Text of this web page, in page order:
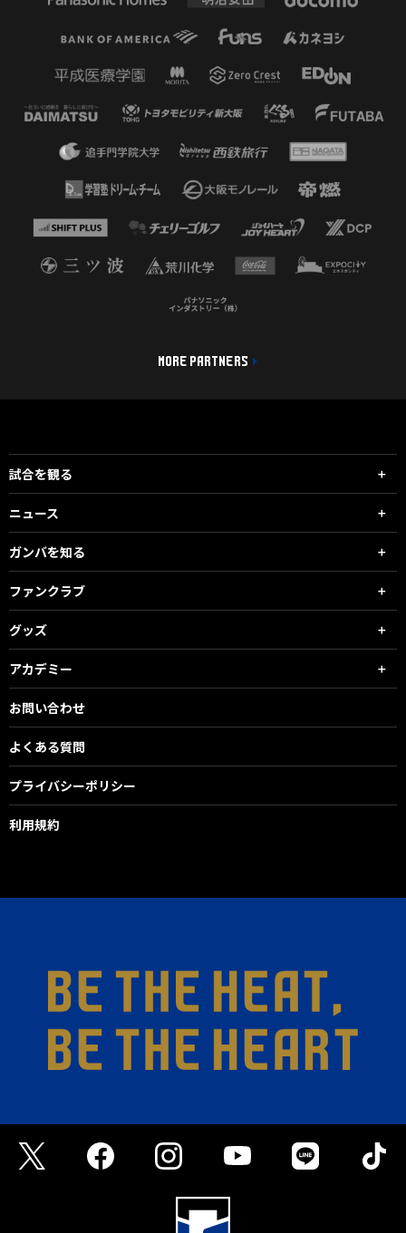
MORE PARTNERS
試合を観る
ニュース
ガンバを知る
ファンクラブ
グッズ
アカデミー
お問い合わせ
よくある質問
プライバシーポリシー
利用規約